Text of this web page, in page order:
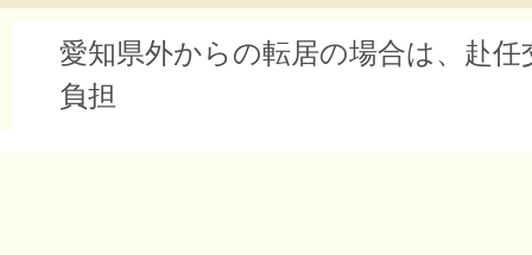
愛知県外からの転居の場合は、赴任
負担